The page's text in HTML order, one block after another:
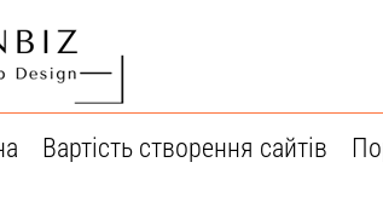
Вартість створення сайтів